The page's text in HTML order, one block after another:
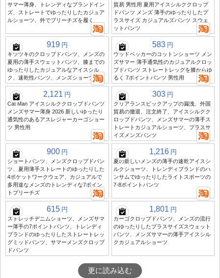
サマー薄身、トレンディなブランドイン
ズ、ストレートでゆったりしたカジュア
ルショーツ、外でブリーチズを履く
貿易 男性用 夏用アイスシルククロップ
ドパンツ メンズ 薄手のゆったりしたプ
ラスサイズ カジュアルズパンツ スウェ
ットパンツ
919 円
キツツキのクロップドパンツ、メンズの
夏用の薄手スウェットパンツ、膝までの
ゆったりしたカジュアルなアイスシル
ク、速乾性パンツ、メンズショーツ
583 円
ウッドペッカーのコットンショーツ メン
ズサマー 薄手通気性のカジュアルクロッ
プドパンツ ストレートレッグを膝からゆ
るく 7ポイントパンツ 男性用
2,121 円
Cat Man アイスシルククロップドパンツ
メンズサマー薄身 2026 新しいゆったり
通気性のあるアスレジャーカーゴショー
ツ 男性用
303 円
クリアランスピックアップの漏洩、外国
貿易の撤退、注文終了、アイスシルクク
ロップドパンツ、メンズサマーの薄手ス
トレートカジュアルショーツ、プラスサ
イズメンズパンツ
900 円
ショートパンツ、メンズクロップドパン
ツ、夏用薄手ストレートのゆったりした
4ポケットワークウェア、カジュアルで
多用途なメンズのトレンディな7ポイン
トブリーチズ
1,216 円
夏の新しいメンズの薄手の速乾アイスシ
ルクショーツ、トレンディブランドのハ
ンサムでゆったりしたライトスポーツの
7-8ポイントパンツ
615 円
ストレッチデニムショーツ、メンズサマ
ー薄手の7ポイントパンツ、トレンディ
ブランドのゆったりしたストレートレッ
グミッドパンツ、サマーメンズクロップ
ドパンツ
1,801 円
カーゴクロップドパンツ、メンズの流行
のゆったりしたプラスサイズスウェット
パンツ、メンズサマーの薄手アイスシル
クカジュアルショーツ
更に読み込む